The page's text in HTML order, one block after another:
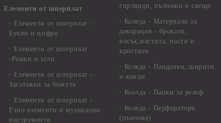
Елементи от шперплат
Елементи от шперплат -
Букви и цифри
Елементи от шперплат
-Рамки и ъгли
Елементи от шперплат -
Заготовки за бижута
Елементи от шперплат -
Етно елементи и музикални
инструменти
гирлянди, пълнежи и свещи
Коледа - Материали за
декорация - брокати,
восък,мастила, пасти и
кристали
Коледа - Панделки, ширити
и конци
Коелда - Папки за релеф
Коледа - Перфоратори
(пънчове)